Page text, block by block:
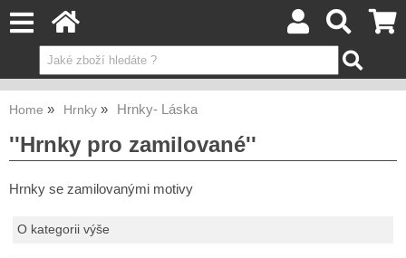
Home Hrnky Hrnky- Láska
''Hrnky pro zamilované''
Hrnky se zamilovanými motivy
O kategorii výše